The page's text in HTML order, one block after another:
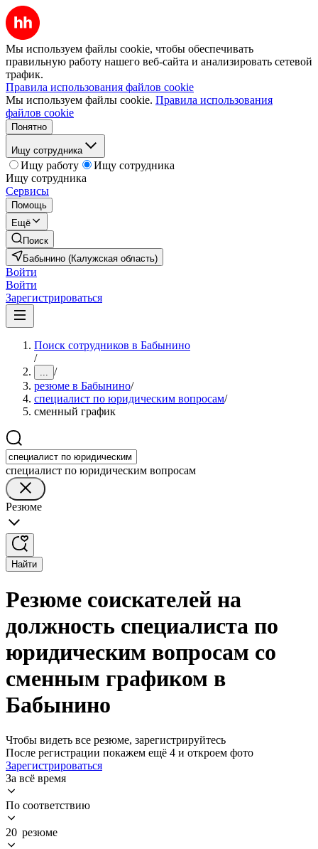
Мы используем файлы cookie, чтобы обеспечивать
правильную работу нашего веб-сайта и анализировать сетевой
трафик.
Правила использования файлов cookie
Мы используем файлы cookie. Правила использования
файлов cookie
Понятно
Ищу сотрудника
Ищу работу
Ищу сотрудника
Ищу сотрудника
Сервисы
Помощь
Ещё
Поиск
Бабынино (Калужская область)
Войти
Войти
Зарегистрироваться
Поиск сотрудников в Бабынино
/
... /
резюме в Бабынино/
специалист по юридическим вопросам/
сменный график
специалист по юридическим вопросам
Резюме
Найти
Резюме соискателей на
должность специалиста по
юридическим вопросам со
сменным графиком в
Бабынино
Чтобы видеть все резюме, зарегистрируйтесь
После регистрации покажем ещё 4 и откроем фото
Зарегистрироваться
За всё время
По соответствию
20 резюме